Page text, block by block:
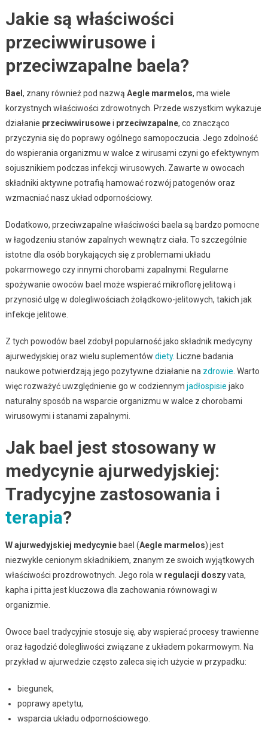
Jakie są właściwości
przeciwwirusowe i
przeciwzapalne baela?
Bael , znany również pod nazwą Aegle marmelos, ma wiele
korzystnych właściwości zdrowotnych. Przede wszystkim wykazuje
działanie przeciwwirusowei przeciwzapalne, co znacząco
przyczynia się do poprawy ogólnego samopoczucia. Jego zdolność
do wspierania organizmu w walce z wirusami czyni go efektywnym
sojusznikiem podczas infekcji wirusowych. Zawarte w owocach
składniki aktywne potrafią hamować rozwój patogenów oraz
wzmacniać nasz układ odpornościowy.
Dodatkowo, przeciwzapalne właściwości baela są bardzo pomocne
w łagodzeniu stanów zapalnych wewnątrz ciała. To szczególnie
istotne dla osób borykających się z problemami układu
pokarmowego czy innymi chorobami zapalnymi. Regularne
spożywanie owoców bael może wspierać mikroflorę jelitową i
przynosić ulgę w dolegliwościach żołądkowo-jelitowych, takich jak
infekcje jelitowe.
Z tych powodów bael zdobył popularność jako składnik medycyny
ajurwedyjskiej oraz wielu suplementów diety. Liczne badania
naukowe potwierdzają jego pozytywne działanie na zdrowie. Warto
więc rozważyć uwzględnienie go w codziennym jadłospisie jako
naturalny sposób na wsparcie organizmu w walce z chorobami
wirusowymi i stanami zapalnymi.
Jak bael jest stosowany w
medycynie ajurwedyjskiej:
Tradycyjne zastosowania i
terapia?
W ajurwedyjskiej medycyniebael (Aegle marmelos) jest
niezwykle cenionym składnikiem, znanym ze swoich wyjątkowych
właściwości prozdrowotnych. Jego rola w regulacji doszyvata,
kapha i pitta jest kluczowa dla zachowania równowagi w
organizmie.
Owoce bael tradycyjnie stosuje się, aby wspierać procesy trawienne
oraz łagodzić dolegliwości związane z układem pokarmowym. Na
przykład w ajurwedzie często zaleca się ich użycie w przypadku:
biegunek,
poprawy apetytu,
wsparcia układu odpornościowego.